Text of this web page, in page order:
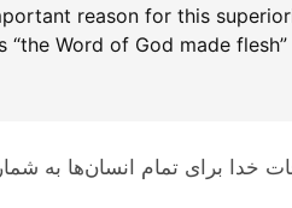
reason for this
“the Word of God made
برای تمام انسان‌ها به شمار